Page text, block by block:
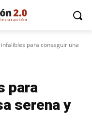
infalibles para conseguir una
para
serena y